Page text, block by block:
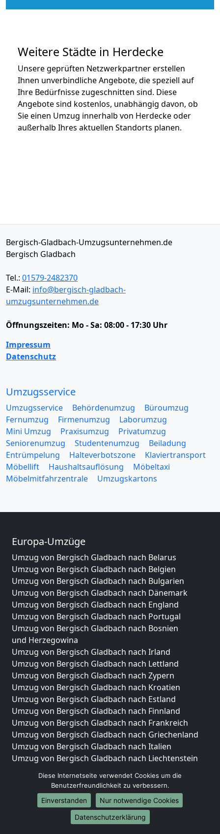
Weitere Städte in Herdecke
Unsere geprüften Netzwerkpartner erstellen
Ihnen unverbindliche Angebote, die speziell auf
Ihre Bedürfnisse zugeschnitten sind. Diese
Angebote sind kostenlos, unabhängig davon, ob
Sie einen Umzug innerhalb von Herdecke oder
außerhalb Ihres aktuellen Standorts planen.
Bergisch-Gladbach-Umzugsunternehmen.de
Bergisch Gladbach
Tel.: 01579-2482370
E-Mail: info@bergisch-gladbach-
umzugsunternehmen.de
Öffnungszeiten: Mo - Sa: 08:00 - 17:30 Uhr
Impressum
Datenschutz
Umzugsservice
Umzugsservice Behördenumzug
Büroumzug
Fernumzug
Firmenumzug
Laborumzug
Mini Umzug
Praxisumzug
Privatumzug
Seniorenumzug
Studentenumzug
Beiladung
Entrümpelung
Halteverbotszone
Klaviertransport
Möbellift
Haushaltsauflösung
Möbeltaxi
Möbelmitfahrzentrale
Umzugskartons
Europa-Umzüge
Umzug von Bergisch Gladbach nach Belarus
Umzug von Bergisch Gladbach nach Belgien
Umzug von Bergisch Gladbach nach Bulgarien
Umzug von Bergisch Gladbach nach Dänemark
Umzug von Bergisch Gladbach nach England
Umzug von Bergisch Gladbach nach Portugal
Umzug von Bergisch Gladbach nach Bosnien
und Herzegowina
Umzug von Bergisch Gladbach nach Irland
Umzug von Bergisch Gladbach nach Lettland
Umzug von Bergisch Gladbach nach Zypern
Umzug von Bergisch Gladbach nach Kroatien
Umzug von Bergisch Gladbach nach Estland
Umzug von Bergisch Gladbach nach Finnland
Umzug von Bergisch Gladbach nach Frankreich
Umzug von Bergisch Gladbach nach Griechenland
Umzug von Bergisch Gladbach nach Italien
Umzug von Bergisch Gladbach nach Liechtenstein
Umzug von Bergisch Gladbach nach Niederlande
Umzug von Bergisch Gladbach nach Norwegen
Umzüge-Deutschlandweit
Diese Internetseite verwendet Cookies um die
Benutzerfreundlichkeit zu verbessern.
Einverstanden
Nur notwendige Cookies
Datenschutzerklärung